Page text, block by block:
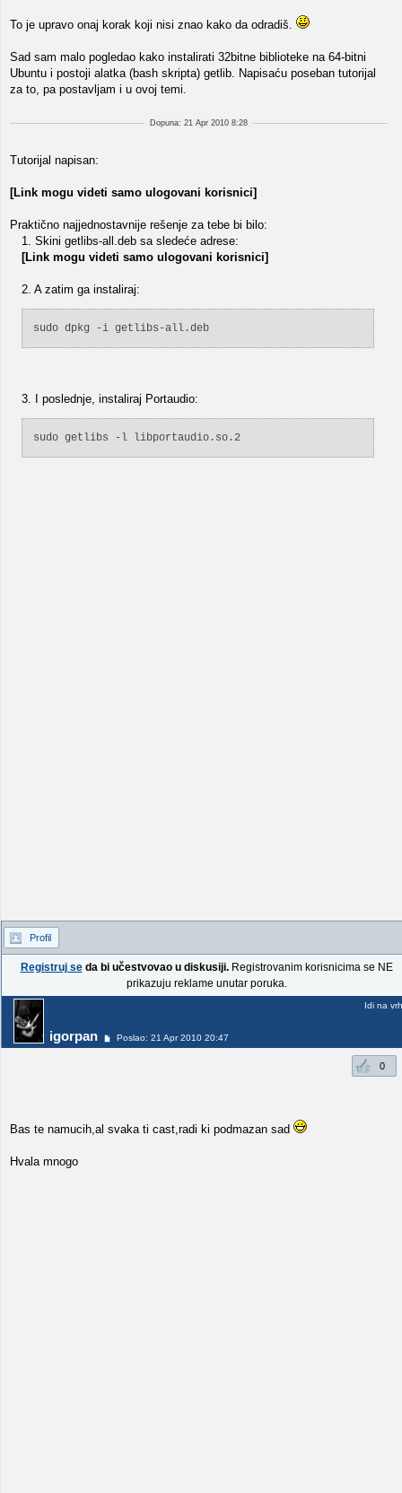
To je upravo onaj korak koji nisi znao kako da odradiš.
Sad sam malo pogledao kako instalirati 32bitne biblioteke na 64-bitni
Ubuntu i postoji alatka (bash skripta) getlib. Napisaću poseban tutorijal
za to, pa postavljam i u ovoj temi.
Dopuna: 21 Apr 2010 8:28
Tutorijal napisan:
[Link mogu videti samo ulogovani korisnici]
Praktično najjednostavnije rešenje za tebe bi bilo:
1. Skini getlibs-all.deb sa sledeće adrese:
[Link mogu videti samo ulogovani korisnici]
2. A zatim ga instaliraj:
sudo dpkg -i getlibs-all.deb
3. I poslednje, instaliraj Portaudio:
sudo getlibs -l libportaudio.so.2
Profil
Registruj seda bi učestvovao u diskusiji.Registrovanim korisnicima se NE
prikazuju reklame unutar poruka.
igorpan Poslao: 21 Apr 2010 20:47
Idi na vrh
0
Bas te namucih,al svaka ti cast,radi ki podmazan sad
Hvala mnogo